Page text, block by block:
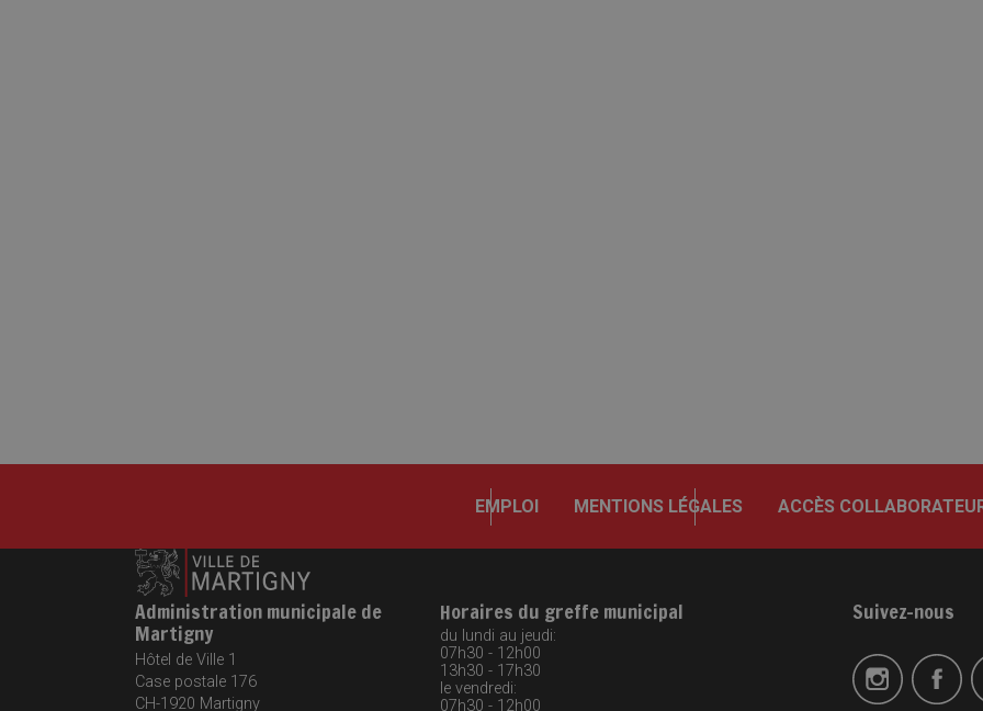
Administration municipale de
Martigny
Hôtel de Ville 1
Case postale 176
CH-1920 Martigny
Horaires du greffe municipal
du lundi au jeudi:
07h30 - 12h00
13h30 - 17h30
le vendredi:
07h30 - 12h00
EMPLOI MENTIONS LÉGALES ACCÈS
Suivez-nous